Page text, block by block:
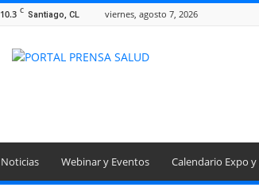
10.3 C Santiago, CL viernes, agosto 7, 2026
Portal
Noticias Webinar y Eventos Calendario Expo y